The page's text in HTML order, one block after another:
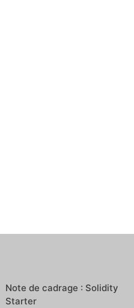
Note de cadrage : Solidity
Starter